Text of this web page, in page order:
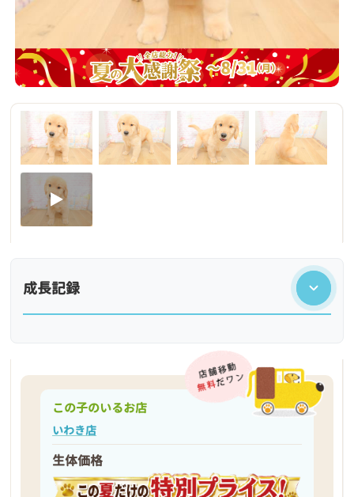
成長記録
この子のいるお店
いわき店
生体価格